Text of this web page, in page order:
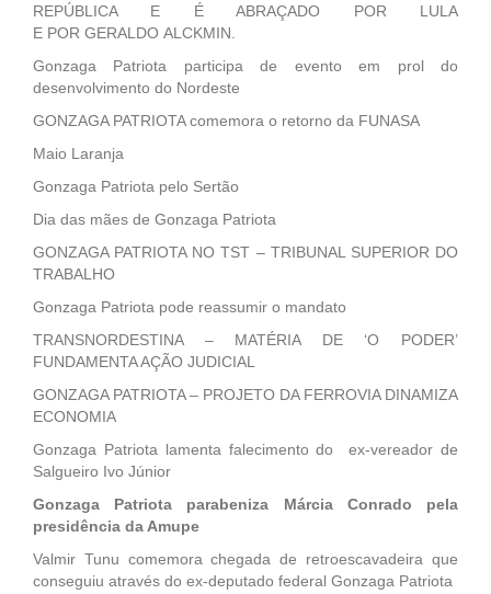
REPÚBLICA E É ABRAÇADO POR LULA
E POR GERALDO ALCKMIN.
Gonzaga Patriota participa de evento em prol do
desenvolvimento do Nordeste
GONZAGA PATRIOTA comemora o retorno da FUNASA
Maio Laranja
Gonzaga Patriota pelo Sertão
Dia das mães de Gonzaga Patriota
GONZAGA PATRIOTA NO TST – TRIBUNAL SUPERIOR DO
TRABALHO
Gonzaga Patriota pode reassumir o mandato
TRANSNORDESTINA – MATÉRIA DE ‘O PODER’
FUNDAMENTA AÇÃO JUDICIAL
GONZAGA PATRIOTA – PROJETO DA FERROVIA DINAMIZA
ECONOMIA
Gonzaga Patriota lamenta falecimento do ex-vereador de
Salgueiro Ivo Júnior
Gonzaga Patriota parabeniza Márcia Conrado pela
presidência da Amupe
Valmir Tunu comemora chegada de retroescavadeira que
conseguiu através do ex-deputado federal Gonzaga Patriota